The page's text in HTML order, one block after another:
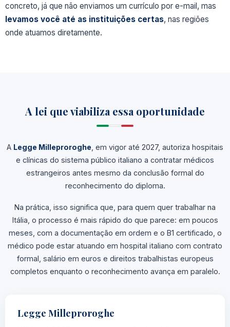
concreto, já que não enviamos um currículo por e-mail, mas
levamos você até as instituições certas, nas regiões
onde atuamos diretamente.
A lei que viabiliza essa oportunidade
A Legge Milleproroghe , em vigor até 2027, autoriza hospitais
e clínicas do sistema público italiano a contratar médicos
estrangeiros antes mesmo da conclusão formal do
reconhecimento do diploma.
Na prática, isso significa que, para quem quer trabalhar na
Itália, o processo é mais rápido do que parece: em poucos
meses, com a documentação em ordem e o B1 certificado, o
médico pode estar atuando em hospital italiano com contrato
formal, salário em euros e direitos trabalhistas europeus
completos enquanto o reconhecimento avança em paralelo.
Legge Milleproroghe